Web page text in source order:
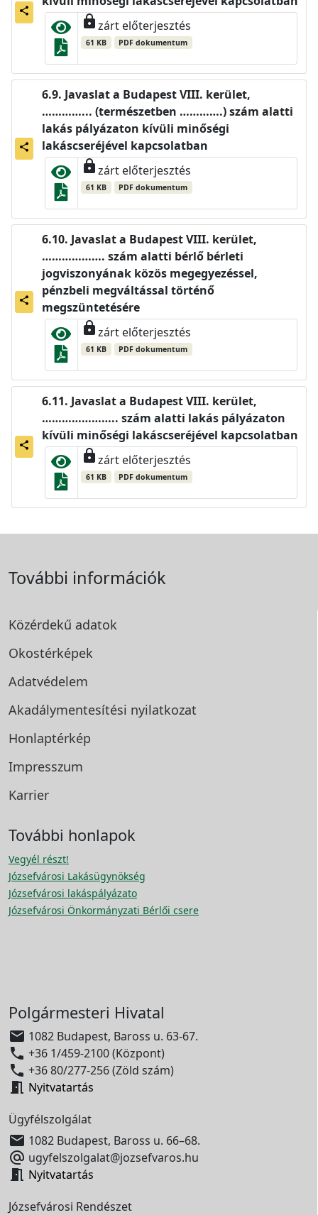
share
lockzárt előterjesztés
61 KB PDF dokumentum
share
Javaslat a Budapest VIII. kerület,
…………... (természetben ………….) szám alatti
lakás pályázaton kívüli minőségi
lakáscseréjével kapcsolatban
lockzárt előterjesztés
61 KB PDF dokumentum
share
Javaslat a Budapest VIII. kerület,
………………. szám alatti bérlő bérleti
jogviszonyának közös megegyezéssel,
pénzbeli megváltással történő
megszüntetésére
lockzárt előterjesztés
61 KB PDF dokumentum
share
Javaslat a Budapest VIII. kerület,
………………….. szám alatti lakás pályázaton
kívüli minőségi lakáscseréjével kapcsolatban
lockzárt előterjesztés
61 KB PDF dokumentum
További információk
Közérdekű adatok
Okostérképek
Adatvédelem
Akadálymentesítési nyilatkozat
Honlaptérkép
Impresszum
Karrier
További honlapok
Vegyél részt!
Józsefvárosi Lakásügynökség
Józsefvárosi lakáspályázato
Józsefvárosi Önkormányzati Bérlői csere
Polgármesteri Hivatal
 1082 Budapest, Baross u. 63-67.
 +36 1/459-2100 (Központ)
 +36 80/277-256 (Zöld szám)
 Nyitvatartás
Ügyfélszolgálat
 1082 Budapest, Baross u. 66–68.
 ugyfelszolgalat@jozsefvaros.hu
 Nyitvatartás
Józsefvárosi Rendészet